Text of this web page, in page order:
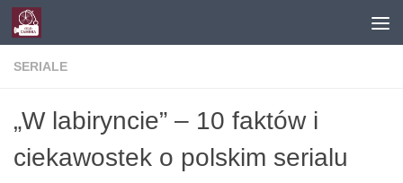
Skip to content
SERIALE
„W labiryncie” – 10 faktów i
ciekawostek o polskim serialu